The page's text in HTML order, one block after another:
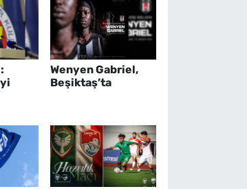
Wenyen Gabriel,
Beşiktaş’ta